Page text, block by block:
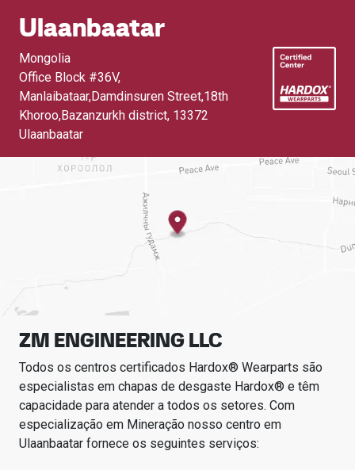
Ulaanbaatar
Mongolia
Office Block #36V,
Manlaibataar,Damdinsuren Street,18th
Khoroo,Bazanzurkh district, 13372
Ulaanbaatar
ZM ENGINEERING LLC
Todos os centros certificados Hardox® Wearparts são
especialistas em chapas de desgaste Hardox® e têm
capacidade para atender a todos os setores. Com
especialização em Mineração nosso centro em
Ulaanbaatar fornece os seguintes serviços: